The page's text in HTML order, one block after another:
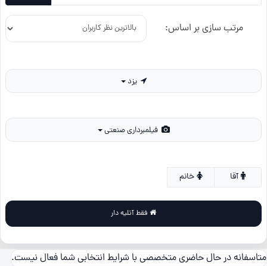
مرتب سازی بر اساس:
یزد
فیلمبرداری صنعتی
خانم
متاسفانه در حال حاضری متخصصی با شرایط انتخابی شما فعال نیست.